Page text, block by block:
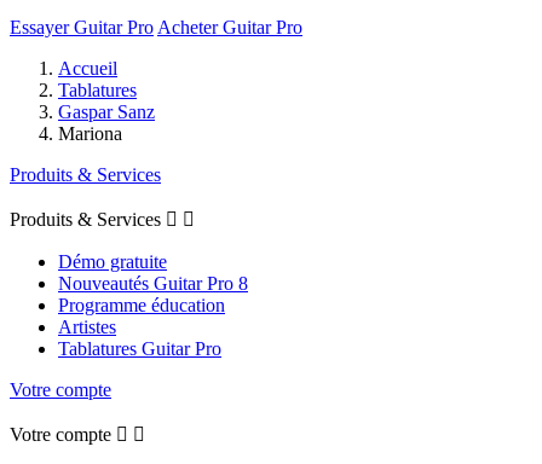
Essayer Guitar Pro Acheter Guitar Pro
Accueil
Tablatures
Gaspar Sanz
Mariona
Produits & Services
Produits & Services  
Démo gratuite
Nouveautés Guitar Pro 8
Programme éducation
Artistes
Tablatures Guitar Pro
Votre compte
Votre compte  